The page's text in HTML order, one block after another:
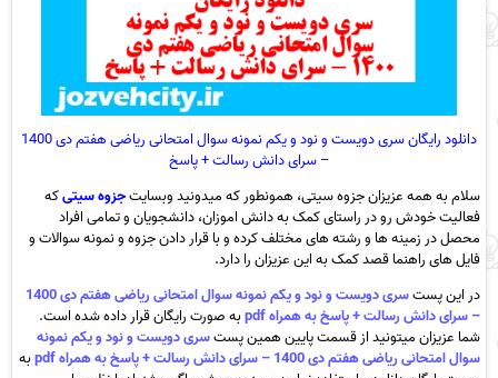
دانلود رایگان سری دویست و نود و یکم نمونه سوال امتحانی ریاضی هفتم دی 1400
– سرای دانش رسالت + پاسخ
سلام به همه عزیزان جزوه سیتی، همونطور که میدونید وبسایتجزوه سیتیکه
فعالیت خودش رو در راستای کمک به دانش اموزان، دانشجویان و تمامی افراد
محصل در زمینه ها و رشته های مختلف کرده و با قرار دادن جزوه و نمونه سوالات و
فایل های راهنما قصد کمک به این عزیزان را دارد.
در این پست
سری دویست و نود و یکم نمونه سوال امتحانی ریاضی هفتم دی 1400
– سرای دانش رسالت + پاسخ به همراه pdf
به صورت رایگان قرار داده شده است.
شما عزیزان میتونید از قسمت پایین همین پستسری دویست و نود و یکم نمونه
سوال امتحانی ریاضی هفتم دی 1400 – سرای دانش رسالت + پاسخ به همراه pdf
به